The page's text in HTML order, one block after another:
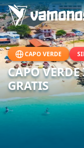
CAPO VERDE
CAPO
GRATIS